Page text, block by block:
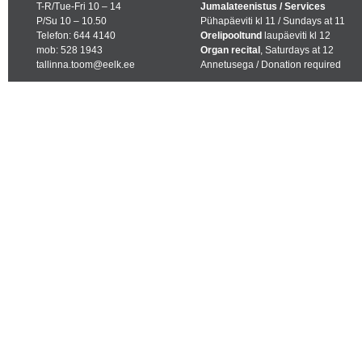
T-R/Tue-Fri 10 – 14
P/Su 10 – 10.50
Telefon: 644 4140
mob: 528 1943
tallinna.toom@eelk.ee
Jumalateenistus / Services
Pühapäeviti kl 11 / Sundays at 11
Orelipooltund laupäeviti kl 12
Organ recital , Saturdays at 12
Annetusega / Donation required